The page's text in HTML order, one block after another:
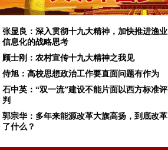
张显良：深入贯彻十九大精神，加快推进渔业
信息化的战略思考
顾士刚：农村宣传十九大精神之我见
侍旭：高校思想政治工作要直面问题有作为
石中英：“双一流”建设不能片面以西方标准评
判
郭宗华：多年来能源改革大旗高扬，到底改革
了什么？